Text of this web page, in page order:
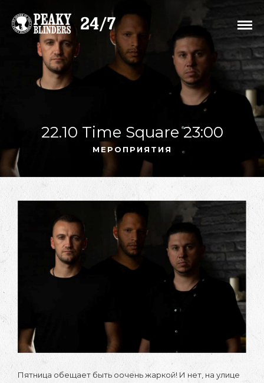
22.10 Time Square 23:00
МЕРОПРИЯТИЯ
Пятница обещает быть оочень жаркой! И нет, на улице